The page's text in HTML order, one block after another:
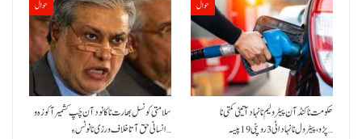
حوال
سلامتی کونسل بھارت نا کانود آن چَپ کشمیر آ کوزہ و
انسانی حق آتا خلاف ورزی نا نوٹس ءِ…
حوال
حکومت نا کنڈ آن پیٹرولیم نا نہاد آتیٹی کمتی نا
پڑو،پیٹرول نا نہاد اٹی 3 روپئی 19 پیسہ…